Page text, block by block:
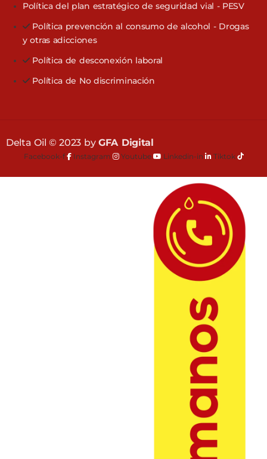
Política del plan estratégico de seguridad vial - PESV
Política prevención al consumo de alcohol - Drogas
y otras adicciones
Política de desconexión laboral
Política de No discriminación
Delta Oil © 2023 by GFA Digital
Facebook-f Instagram Youtube Linkedin-in Tiktok